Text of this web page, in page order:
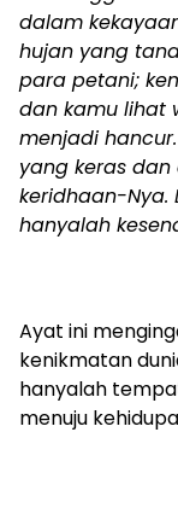
dalam
hujan yang
para petani;
dan kamu lihat
menjadi
yang keras
keridhaan-Nya.
hanyalah
Ayat ini
kenikmatan
hanyalah
menuju